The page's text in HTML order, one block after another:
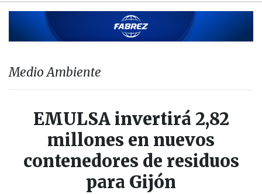
Medio Ambiente
EMULSA invertirá 2,82
millones en nuevos
contenedores de residuos
para Gijón